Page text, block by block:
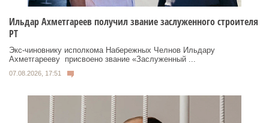
Ильдар Ахметгареев получил звание заслуженного строителя
РТ
Экс‑чиновнику исполкома Набережных Челнов Ильдару
Ахметгарееву присвоено звание «Заслуженный ...
07.08.2026, 17:51